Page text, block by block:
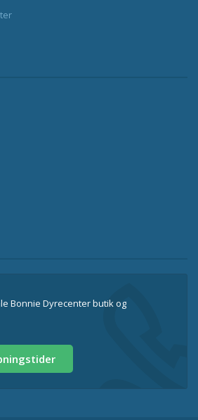
Bonnie Dyrecenter butik og